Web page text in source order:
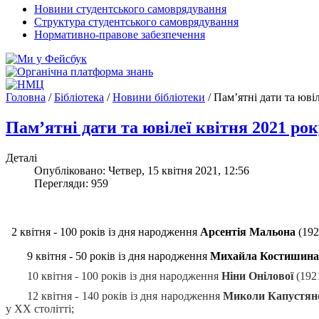
Новини студентського самоврядування
Структура студентського самоврядування
Нормативно-правове забезпечення
Головна /Бібліотека /Новини бібліотеки /Пам’ятні дати та
Пам’ятні дати та ювілеї квітня 2021
Деталі
Опубліковано: Четвер, 15 квітня 2021, 12:56
Перегляди: 959
2 квітня - 100 років із дня народження Арсентія Мальона
9 квітня - 50 років із дня народження Михайла Костишина
10 квітня - 100 років із дня народження Ніни Онілової
12 квітня - 140 років із дня народження Миколи
у ХХ столітті;